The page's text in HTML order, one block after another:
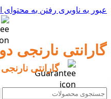
عبور به ناوبری رفتن به محتوای
گارانتی نارنجی
گارانتی